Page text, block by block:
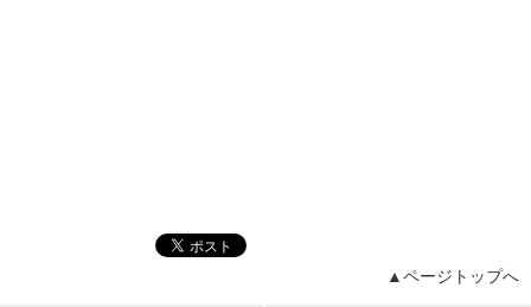
▲ページトップへ